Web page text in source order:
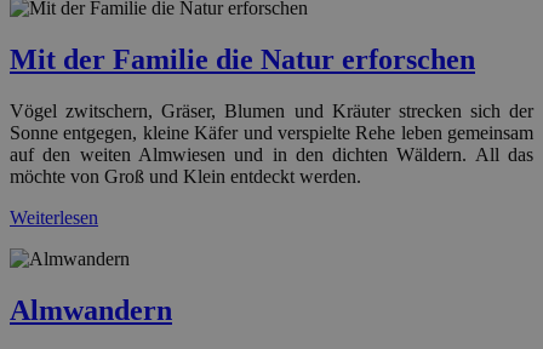
Mit der Familie die Natur erforschen
Vögel zwitschern, Gräser, Blumen und Kräuter strecken sich der
Sonne entgegen, kleine Käfer und verspielte Rehe leben gemeinsam
auf den weiten Almwiesen und in den dichten Wäldern. All das
möchte von Groß und Klein entdeckt werden.
Weiterlesen
Almwandern